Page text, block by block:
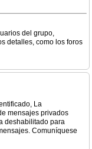
del grupo,
detalles, como los foros
La
mensajes privados
deshabilitado para
Comuníquese